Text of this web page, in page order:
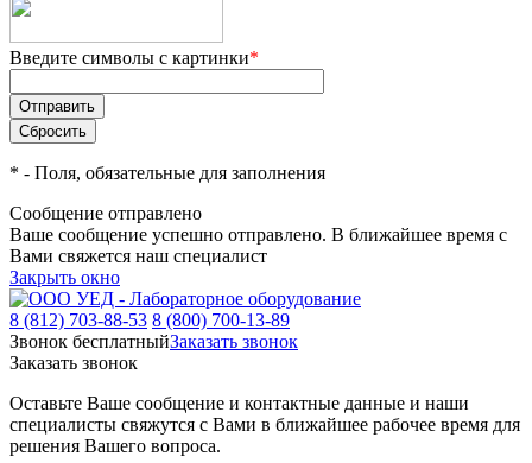
Введите символы с картинки*
* - Поля, обязательные для заполнения
Сообщение отправлено
Ваше сообщение успешно отправлено. В ближайшее время с
Вами свяжется наш специалист
Закрыть окно
8 (812) 703-88-53 8 (800) 700-13-89
Звонок бесплатныйЗаказать звонок
Заказать звонок
Оставьте Ваше сообщение и контактные данные и наши
специалисты свяжутся с Вами в ближайшее рабочее время для
решения Вашего вопроса.